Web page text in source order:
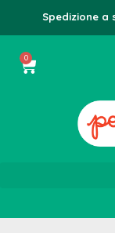
Spedizione
0